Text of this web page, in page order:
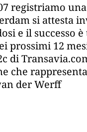
registriamo
si attesta
e il successo
prossimi 12
di
che
der Werff